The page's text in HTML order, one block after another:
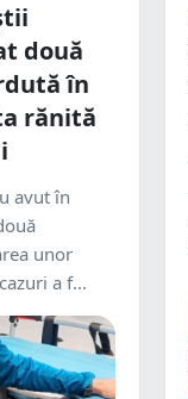
două
în
rănită
avut în
unor
a f...